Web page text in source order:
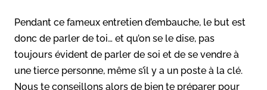
Pendant ce fameux entretien d’embauche, le but est
donc de parler de toi… et qu’on se le dise, pas
toujours évident de parler de soi et de se vendre à
une tierce personne, même s’il y a un poste à la clé.
Nous te conseillons alors de bien te préparer pour